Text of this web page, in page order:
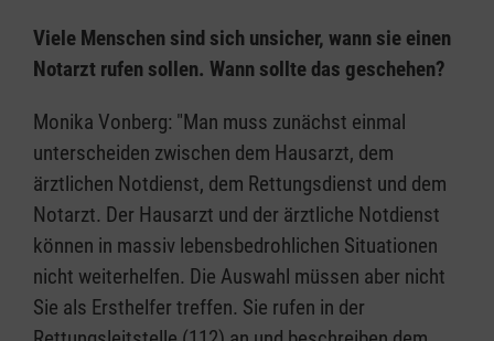
Viele Menschen sind sich unsicher, wann sie einen
Notarzt rufen sollen. Wann sollte das geschehen?
Monika Vonberg: "Man muss zunächst einmal
unterscheiden zwischen dem Hausarzt, dem
ärztlichen Notdienst, dem Rettungsdienst und dem
Notarzt. Der Hausarzt und der ärztliche Notdienst
können in massiv lebensbedrohlichen Situationen
nicht weiterhelfen. Die Auswahl müssen aber nicht
Sie als Ersthelfer treffen. Sie rufen in der